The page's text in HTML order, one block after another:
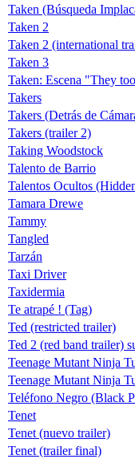
Taken (Búsqueda
Taken 2
Taken 2 (international
Taken 3
Taken: Escena "They
Takers
Takers (Detrás de
Takers (trailer 2)
Taking Woodstock
Talento de Barrio
Talentos Ocultos
Tamara Drewe
Tammy
Tangled
Tarzán
Taxi Driver
Taxidermia
Te atrapé ! (Tag)
Ted (restricted trailer)
Ted 2 (red band trailer)
Teenage Mutant Ninja
Teenage Mutant Ninja
Teléfono Negro (Black
Tenet
Tenet (nuevo trailer)
Tenet (trailer final)